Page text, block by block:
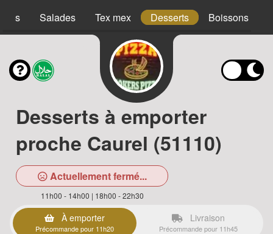
Salades Tex mex Desserts Boissons
Desserts à emporter
proche Caurel (51110)
Actuellement fermé...
11h00 - 14h00 | 18h00 - 22h30
À emporter
Précommande pour 11h20
Livraison
Précommande pour 11h45